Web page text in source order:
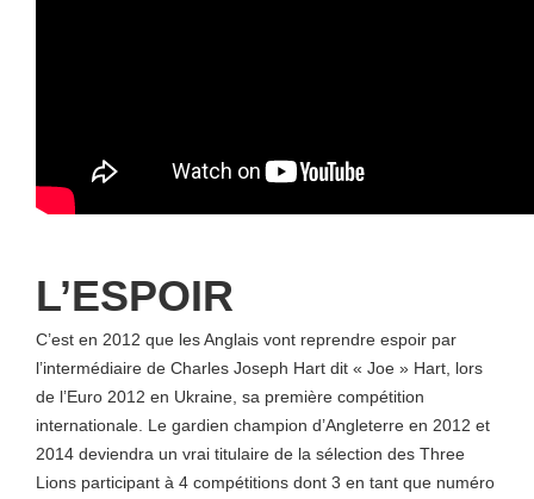
L’ESPOIR
C’est en 2012 que les Anglais vont reprendre espoir par
l’intermédiaire de Charles Joseph Hart dit « Joe » Hart, lors
de l’Euro 2012 en Ukraine, sa première compétition
internationale. Le gardien champion d’Angleterre en 2012 et
2014 deviendra un vrai titulaire de la sélection des Three
Lions participant à 4 compétitions dont 3 en tant que numéro